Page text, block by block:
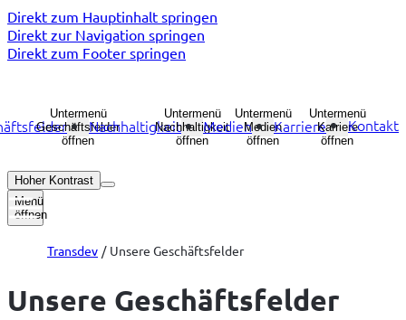
Direkt zum Hauptinhalt springen
Direkt zur Navigation springen
Direkt zum Footer springen
Untermenü
Geschäftsfelder
öffnen
Nachhaltigkeit
Untermenü
Nachhaltigkeit
öffnen
Medien
Untermenü
Medien
öffnen
Karriere
Untermenü
Karriere
öffnen
Kontakt
Hoher Kontrast
Menü
öffnen
Transdev Unsere Geschäftsfelder
Unsere Geschäftsfelder